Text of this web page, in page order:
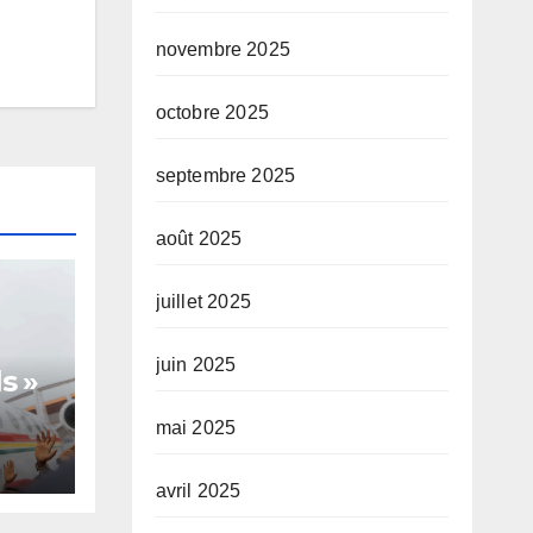
»
novembre 2025
octobre 2025
septembre 2025
août 2025
juillet 2025
juin 2025
mai 2025
avril 2025